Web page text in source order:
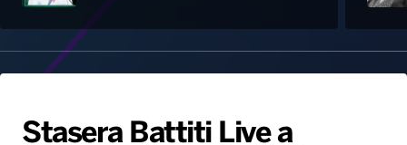
Palinsesto
Hit Dance
Giochi&Concorsi
Notizie
Locali
Playlist
Gallery
Stasera Battiti Live a